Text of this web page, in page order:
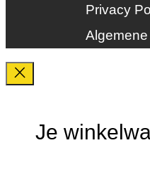
Privacy
Je